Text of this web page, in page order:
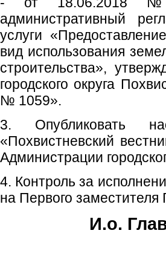
административный
услуги
вид использования
строительства»,
городского округа
№ 1059».
3. Опубликовать
«Похвистневский
Администрации
4. Контроль за
на Первого заместителя
И.о.